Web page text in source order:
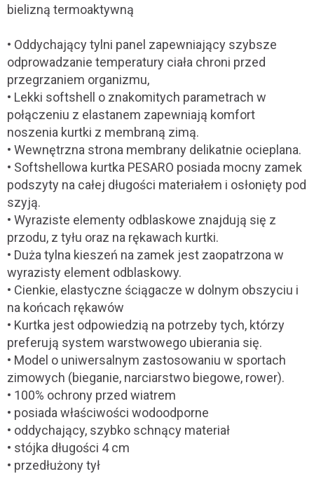
bielizną termoaktywną
• Oddychający tylni panel zapewniający szybsze
odprowadzanie temperatury ciała chroni przed
przegrzaniem organizmu,
• Lekki softshell o znakomitych parametrach w
połączeniu z elastanem zapewniają komfort
noszenia kurtki z membraną zimą.
• Wewnętrzna strona membrany delikatnie ocieplana.
• Softshellowa kurtka PESARO posiada mocny zamek
podszyty na całej długości materiałem i osłonięty pod
szyją.
• Wyraziste elementy odblaskowe znajdują się z
przodu, z tyłu oraz na rękawach kurtki.
• Duża tylna kieszeń na zamek jest zaopatrzona w
wyrazisty element odblaskowy.
• Cienkie, elastyczne ściągacze w dolnym obszyciu i
na końcach rękawów
• Kurtka jest odpowiedzią na potrzeby tych, którzy
preferują system warstwowego ubierania się.
• Model o uniwersalnym zastosowaniu w sportach
zimowych (bieganie, narciarstwo biegowe, rower).
• 100% ochrony przed wiatrem
• posiada właściwości wodoodporne
• oddychający, szybko schnący materiał
• stójka długości 4 cm
• przedłużony tył